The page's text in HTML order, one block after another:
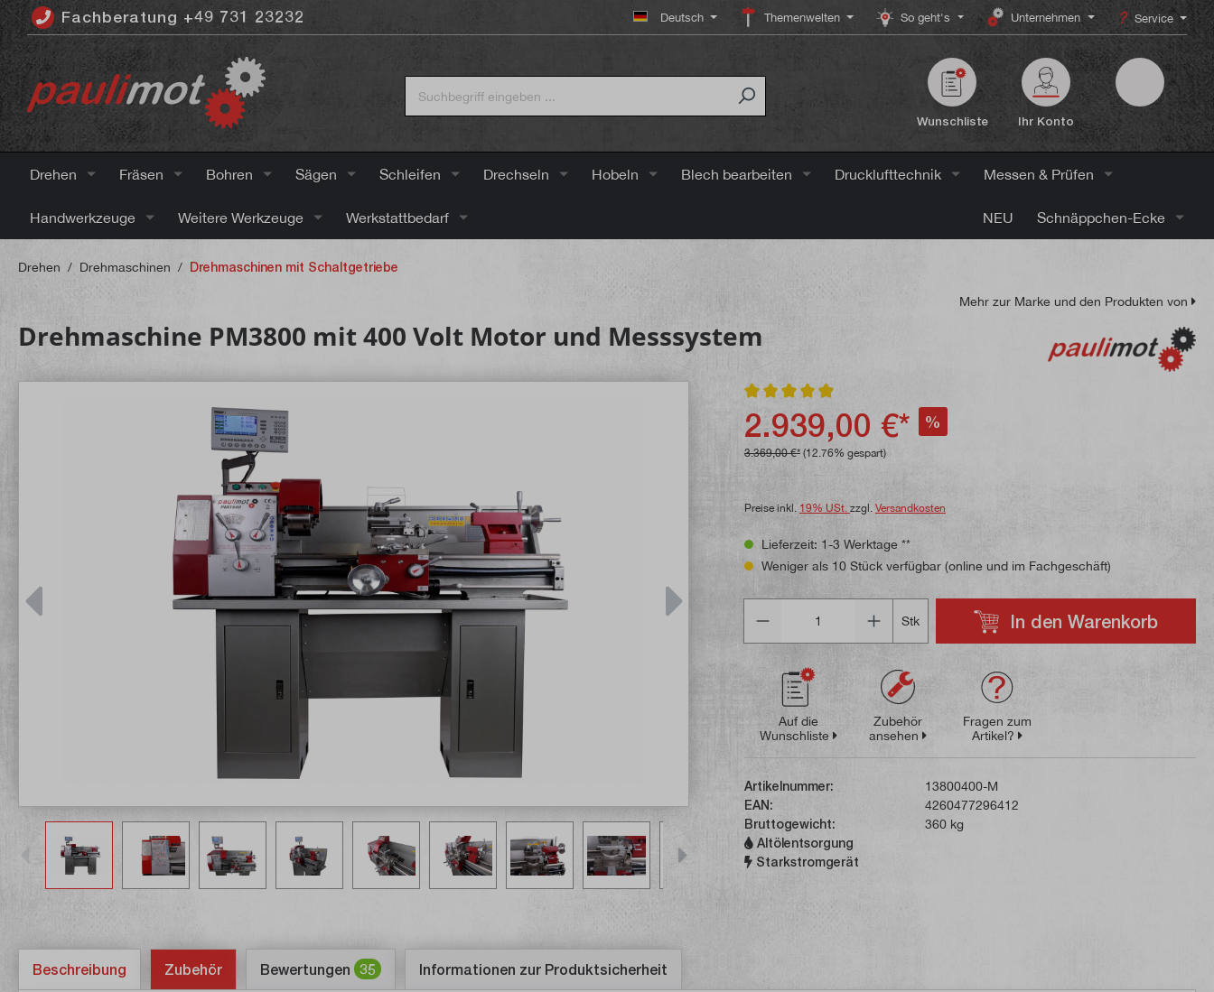
springen
Fachberatung +49 731 23232 Deutsch Themenwelten So geht's Unternehmen Service
Wunschliste Ihr Konto
Drehen Fräsen Bohren Sägen Schleifen Drechseln Hobeln Blech bearbeiten Drucklufttechnik Messen & Prüfen
Handwerkzeuge Weitere Werkzeuge Werkstattbedarf NEU Schnäppchen-Ecke
Drehen / Drehmaschinen / Drehmaschinen mit Schaltgetriebe
Drehmaschine PM3800 mit 400 Volt Motor und Messsystem
Mehr zur Marke und den Produkten von
Durchschnittliche Bewertung von 4.9 von 5 Sternen
2.939,00 €* %
3.369,00 €* (12.76% gespart)
Preise inkl. 19% USt. zzgl. Versandkosten
Lieferzeit: 1-3 Werktage **
Weniger als 10 Stück verfügbar (online und im Fachgeschäft)
Stk
In den Warenkorb
Auf die
Wunschliste
Zubehör
ansehen
Fragen zum
Artikel?
Artikelnummer:
13800400-M
EAN:
4260477296412
Bruttogewicht:
360 kg
Altölentsorgung
Starkstromgerät
Beschreibung Zubehör Bewertungen 35 Informationen zur Produktsicherheit